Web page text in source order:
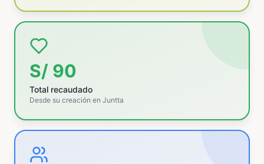
S/ 90
Total recaudado
Desde su creación en Juntta